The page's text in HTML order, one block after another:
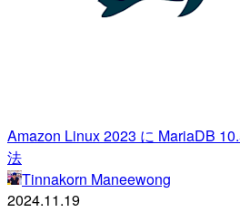
Amazon Linux 2023 に MariaDB
法
Tinnakorn Maneewong
2024.11.19